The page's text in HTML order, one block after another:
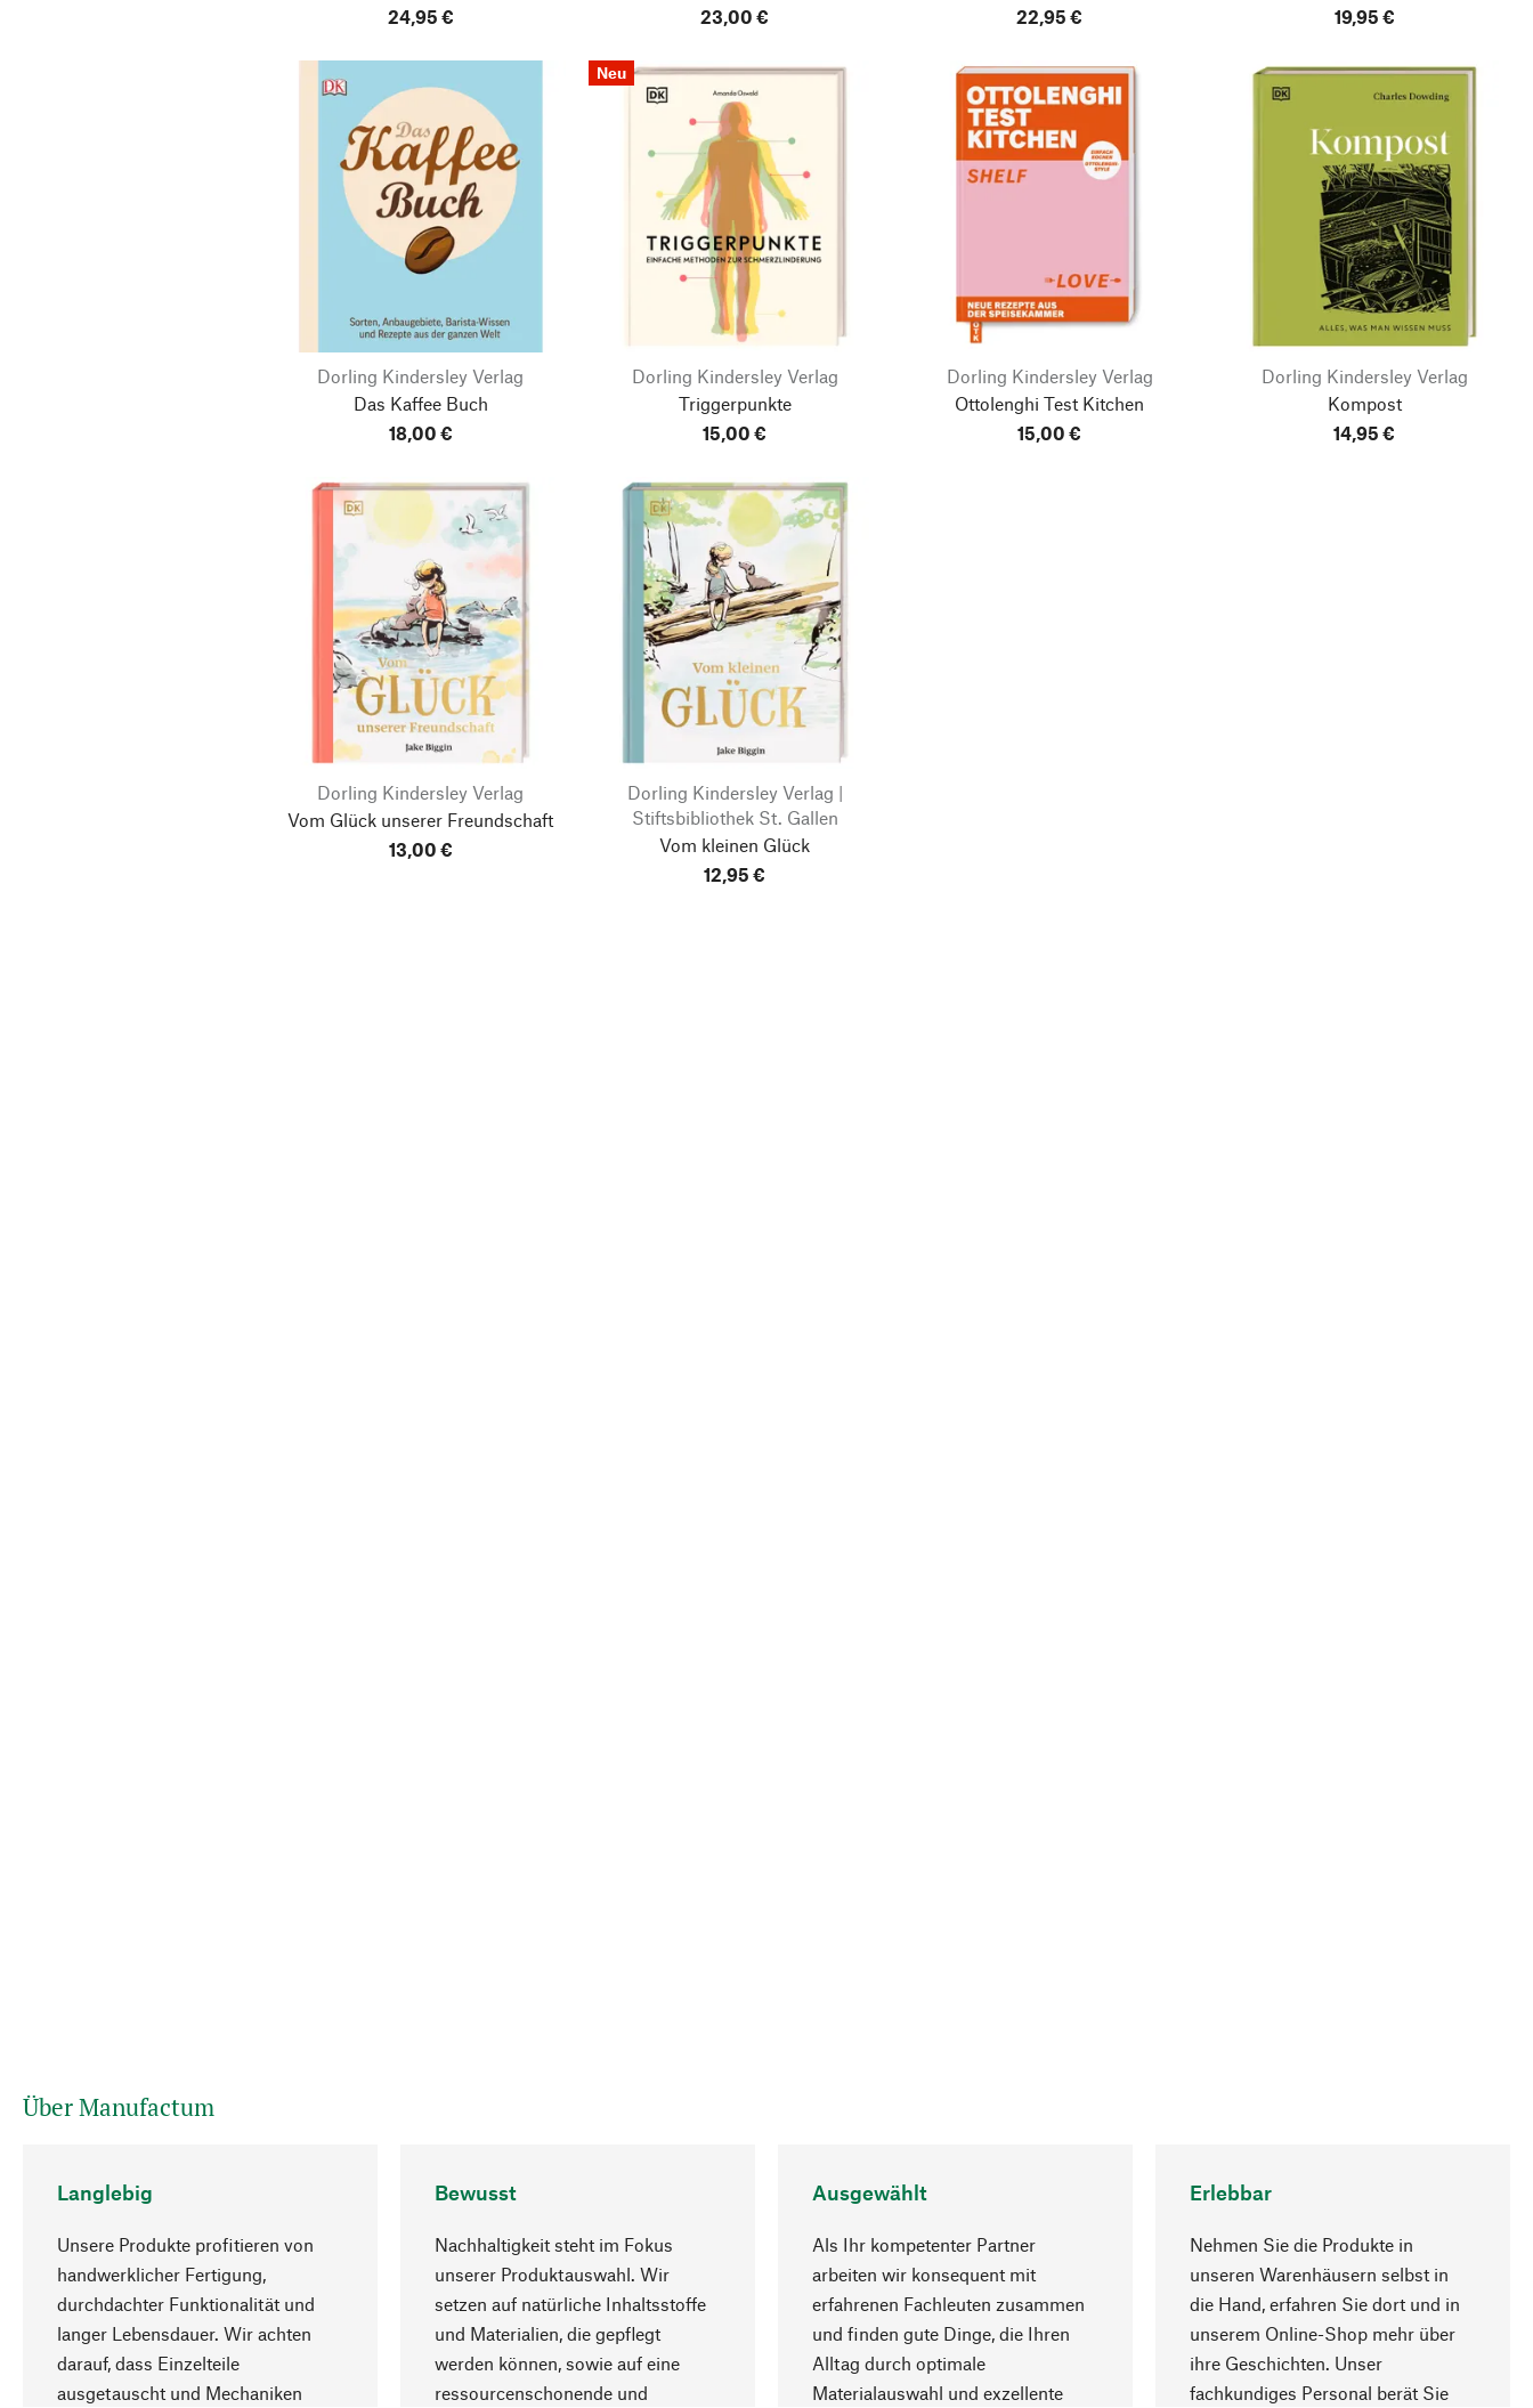
24,95 €
23,00 €
22,95 €
19,95 €
Dorling Kindersley Verlag
Das Kaffee Buch
18,00 €
Neu
Dorling Kindersley Verlag
Triggerpunkte
15,00 €
Dorling Kindersley Verlag
Ottolenghi Test Kitchen
15,00 €
Dorling Kindersley Verlag
Kompost
14,95 €
Dorling Kindersley Verlag
Vom Glück unserer Freundschaft
13,00 €
Dorling Kindersley Verlag |
Stiftsbibliothek St. Gallen
Vom kleinen Glück
12,95 €
Über Manufactum
Langlebig
Unsere Produkte profitieren von
handwerklicher Fertigung,
durchdachter Funktionalität und
langer Lebensdauer. Wir achten
darauf, dass Einzelteile
ausgetauscht und Mechaniken
Bewusst
Nachhaltigkeit steht im Fokus
unserer Produktauswahl. Wir
setzen auf natürliche Inhaltsstoffe
und Materialien, die gepflegt
werden können, sowie auf eine
ressourcenschonende und
Ausgewählt
Als Ihr kompetenter Partner
arbeiten wir konsequent mit
erfahrenen Fachleuten zusammen
und finden gute Dinge, die Ihren
Alltag durch optimale
Materialauswahl und exzellente
Erlebbar
Nehmen Sie die Produkte in
unseren Warenhäusern selbst in
die Hand, erfahren Sie dort und in
unserem Online-Shop mehr über
ihre Geschichten. Unser
fachkundiges Personal berät Sie